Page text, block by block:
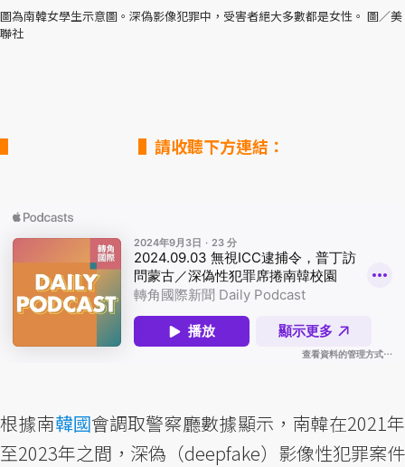
圖為南韓女學生示意圖。深偽影像犯罪中，受害者絕大多數都是女性。 圖／美
聯社
▌請收聽下方連結：
根據南韓國會調取警察廳數據顯示，南韓在2021年
至2023年之間，深偽（deepfake）影像性犯罪案件